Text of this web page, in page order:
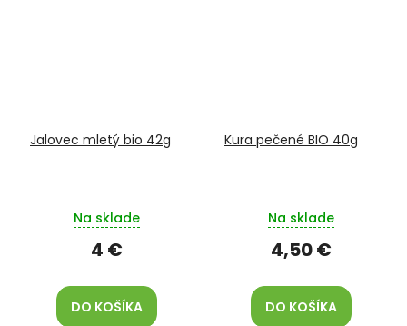
Jalovec mletý bio 42g
Na sklade
4 €
DO KOŠÍKA
Kura pečené BIO 40g
Na sklade
4,50 €
DO KOŠÍKA